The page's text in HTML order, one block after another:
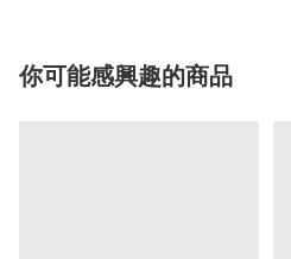
你可能感興趣的商品